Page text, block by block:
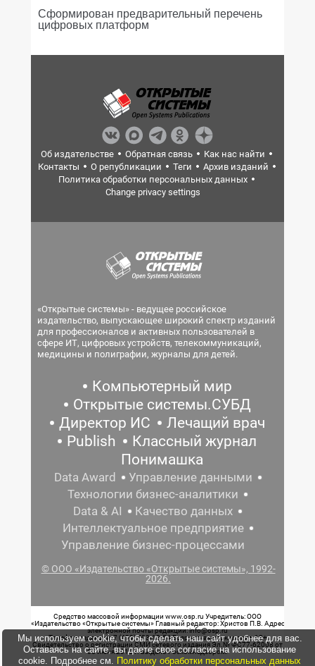
Сформирован предварительный перечень
цифровых платформ
Об издательстве Обратная связь
Как нас найти
Контакты
О републикации Теги
Архив изданий
Политика обработки персональных данных
Change privacy settings
«Открытые системы» - ведущее российское
издательство, выпускающее широкий спектр изданий
для профессионалов и активных пользователей в
сфере ИТ, цифровых устройств, телекоммуникаций,
медицины и полиграфии, журналы для детей.
Компьютерный мир
Открытые системы.СУБД
Директор ИС
Лечащий врач
Publish
Классный журнал
Понимашка
Data Award
Управление данными
Технологии бизнес-аналитики
Data & AI
Качество данных
Интеллектуальное предприятие
Управление бизнес-процессами
© ООО «Издательство «Открытые системы», 1992-
2026.
Средство массовой информации www.osp.ru Учредитель: ООО
«Издательство «Открытые системы» Главный редактор: Христов П.В. Адрес
электронной почты редакции: info@osp.ru
Телефон редакции: 7 (499) 703-18-54 Возрастная маркировка: 12+
Свидетельство о регистрации СМИ сетевого издания Эл.№ ФС77-62008 от
05 июня 2015 г. выдано Роскомнадзором.
Мы используем cookie, чтобы сделать наш сайт удобнее для вас.
Оставаясь на сайте, вы даете свое согласие на использование
cookie. Подробнее см. Политику обработки персональных данных